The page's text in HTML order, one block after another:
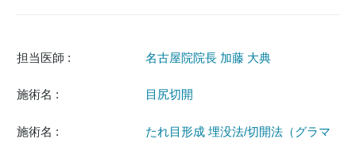
担当医師 : 名古屋院院長 加藤 大典
施術名 : 目尻切開
施術名 :
たれ目形成 埋没法/切開法（グラマ